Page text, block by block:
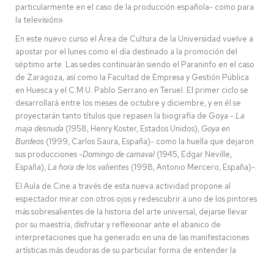
particularmente en el caso de la producción española- como para
la televisión».
En este nuevo curso el Área de Cultura de la Universidad vuelve a
apostar por el lunes como el día destinado a la promoción del
séptimo arte. Las sedes continuarán siendo el Paraninfo en el caso
de Zaragoza, así como la Facultad de Empresa y Gestión Pública
en Huesca y el C.M.U. Pablo Serrano en Teruel. El primer ciclo se
desarrollará entre los meses de octubre y diciembre, y en él se
proyectarán tanto títulos que repasen la biografía de Goya - La
maja desnuda (1958, Henry Koster, Estados Unidos), Goya en
Burdeos (1999, Carlos Saura, España)- como la huella que dejaron
sus producciones -Domingo de carnaval (1945, Edgar Neville,
España),La hora de los valientes (1998, Antonio Mercero, España)-.
El Aula de Cine a través de esta nueva actividad propone al
espectador mirar con otros ojos y redescubrir a uno de los pintores
más sobresalientes de la historia del arte universal, dejarse llevar
por su maestría, disfrutar y reflexionar ante el abanico de
interpretaciones que ha generado en una de las manifestaciones
artísticas más deudoras de su particular forma de entender la